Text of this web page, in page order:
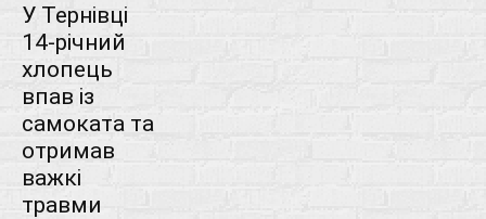
У Тернівці
14-річний
хлопець
впав із
самоката та
отримав
важкі
травми